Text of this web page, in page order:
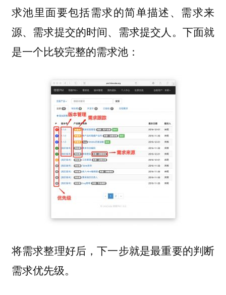
求池里面要包括需求的简单描述、需求来
源、需求提交的时间、需求提交人。下面就
是一个比较完整的需求池：
将需求整理好后，下一步就是最重要的判断
需求优先级。